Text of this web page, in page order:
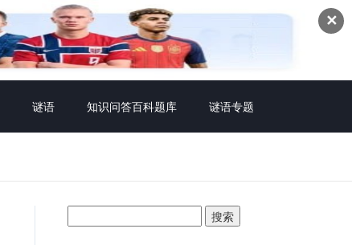
✕
谜语 知识问答百科题库 谜语专题
索：